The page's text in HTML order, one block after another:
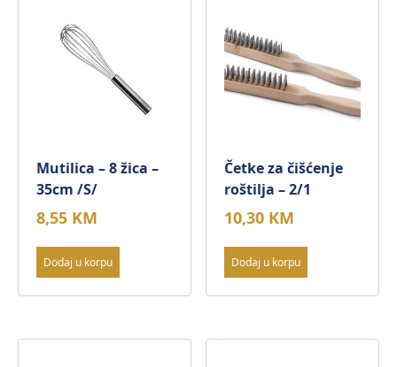
Mutilica – 8 žica –
35cm /S/
8,55 KM
Dodaj u korpu
Četke za čišćenje
roštilja – 2/1
10,30 KM
Dodaj u korpu